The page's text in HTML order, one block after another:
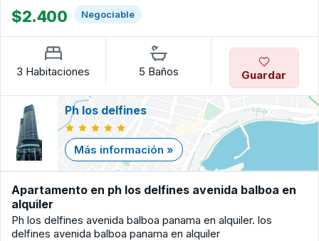
$2.400 Negociable
3 Habitaciones 5 Baños Guardar
Ph los delfines
Más información »
Apartamento en ph los delfines avenida balboa en
alquiler
Ph los delfines avenida balboa panama en alquiler. los
delfines avenida balboa panama en alquiler